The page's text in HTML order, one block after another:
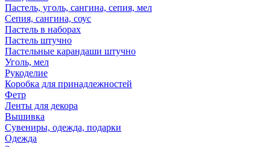
Пастель, уголь, сангина, сепия, мел
Сепия, сангина, соус
Пастель в наборах
Пастель штучно
Пастельные карандаши штучно
Уголь, мел
Рукоделие
Коробка для принадлежностей
Фетр
Ленты для декора
Вышивка
Сувениры, одежда, подарки
Одежда